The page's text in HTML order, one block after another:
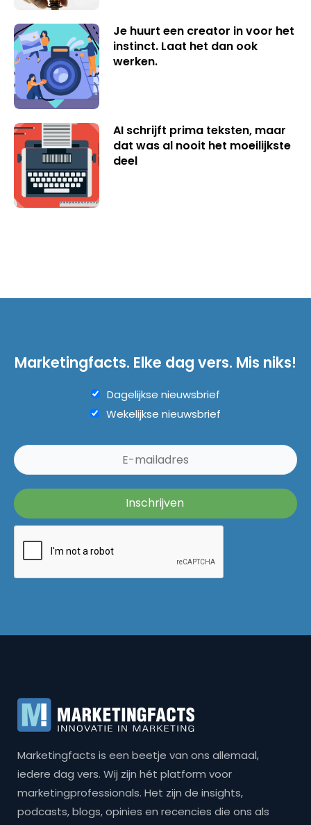
Je huurt een creator in voor het
instinct. Laat het dan ook
werken.
AI schrijft prima teksten, maar
dat was al nooit het moeilijkste
deel
Marketingfacts. Elke dag vers. Mis niks!
Dagelijkse nieuwsbrief
Wekelijkse nieuwsbrief
Marketingfacts is een beetje van ons allemaal,
iedere dag vers. Wij zijn hét platform voor
marketingprofessionals. Het zijn de insights,
podcasts, blogs, opinies en recencies die ons als